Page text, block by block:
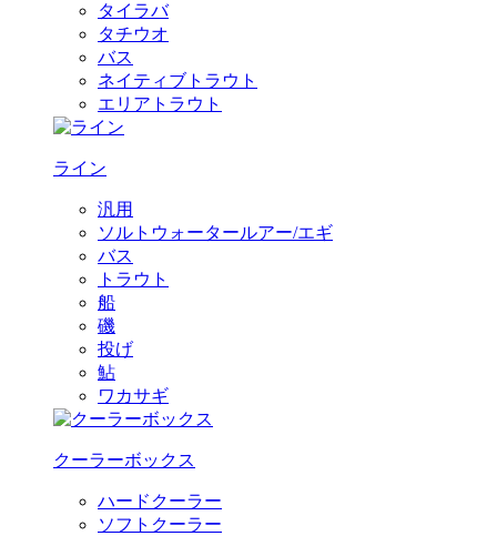
タイラバ
タチウオ
バス
ネイティブトラウト
エリアトラウト
ライン
汎用
ソルトウォータールアー/エギ
バス
トラウト
船
磯
投げ
鮎
ワカサギ
クーラーボックス
ハードクーラー
ソフトクーラー